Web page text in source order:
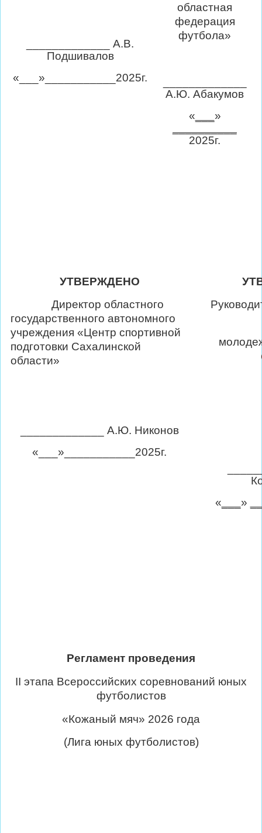
_____________ А.В.
Подшивалов
«___»___________2025г.
областная
федерация
футбола»
А.Ю. Абакумов
«
»
2025г.
УТВЕРЖДЕНО
Директор областного
государственного автономного
учреждения «Центр спортивной
подготовки Сахалинской
области»
_____________ А.Ю. Никонов
«___»___________2025г.
«
»
Регламент проведения
II этапа Всероссийских соревнований юных
футболистов
«Кожаный мяч» 2026 года
(Лига юных футболистов)